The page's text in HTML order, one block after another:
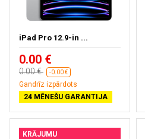
iPad Pro 12.9-in ...
0.00 €
0.00 € -0.00 €
Gandrīz izpārdots
24 MĒNEŠU GARANTIJA
KRĀJUMU